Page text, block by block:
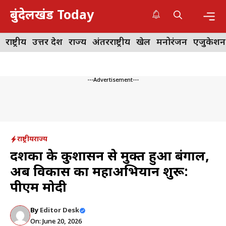
Skip
content
बुंदेलखंड Today
राष्ट्रीय उत्तर प्रदेश राज्य अंतरराष्ट्रीय खेल मनोरंजन एजुकेशन
---Advertisement---
राष्ट्रीयराज्य
दशकों के कुशासन से मुक्त हुआ बंगाल,
अब विकास का महाअभियान शुरू:
पीएम मोदी
By Editor Desk
On: June 20, 2026